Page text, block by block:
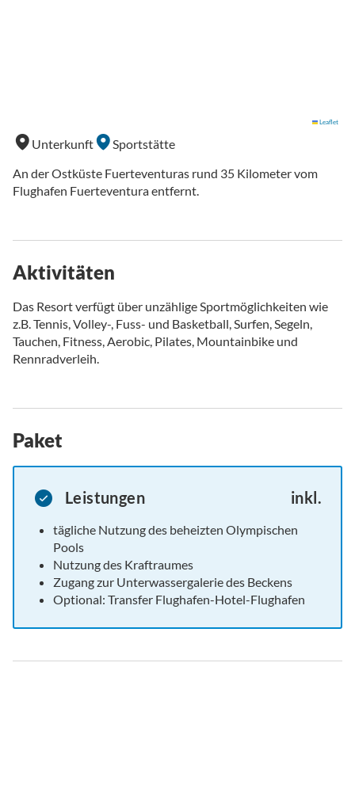
Leaflet
Unterkunft
Sportstätte
An der Ostküste Fuerteventuras rund 35 Kilometer vom
Flughafen Fuerteventura entfernt.
Aktivitäten
Das Resort verfügt über unzählige Sportmöglichkeiten wie
z.B. Tennis, Volley-, Fuss- und Basketball, Surfen, Segeln,
Tauchen, Fitness, Aerobic, Pilates, Mountainbike und
Rennradverleih.
Paket
Leistungen inkl.
tägliche Nutzung des beheizten Olympischen
Pools
Nutzung des Kraftraumes
Zugang zur Unterwassergalerie des Beckens
Optional: Transfer Flughafen-Hotel-Flughafen